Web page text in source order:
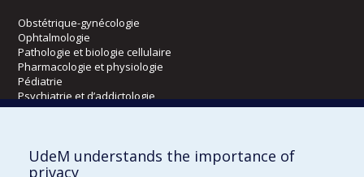
Obstétrique-gynécologie
Ophtalmologie
Pathologie et biologie cellulaire
Pharmacologie et physiologie
Pédiatrie
Psychiatrie et d’addictologie
Radiologie, radio-oncologie et médecine nucléaire
Écoles
UdeM understands the importance of
privacy